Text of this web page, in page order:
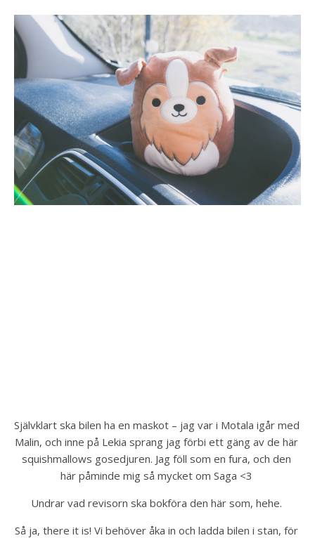
Självklart ska bilen ha en maskot – jag var i Motala igår med
Malin, och inne på Lekia sprang jag förbi ett gäng av de här
squishmallows gosedjuren. Jag föll som en fura, och den
här påminde mig så mycket om Saga <3
Undrar vad revisorn ska bokföra den här som, hehe.
Så ja, there it is! Vi behöver åka in och ladda bilen i stan, för